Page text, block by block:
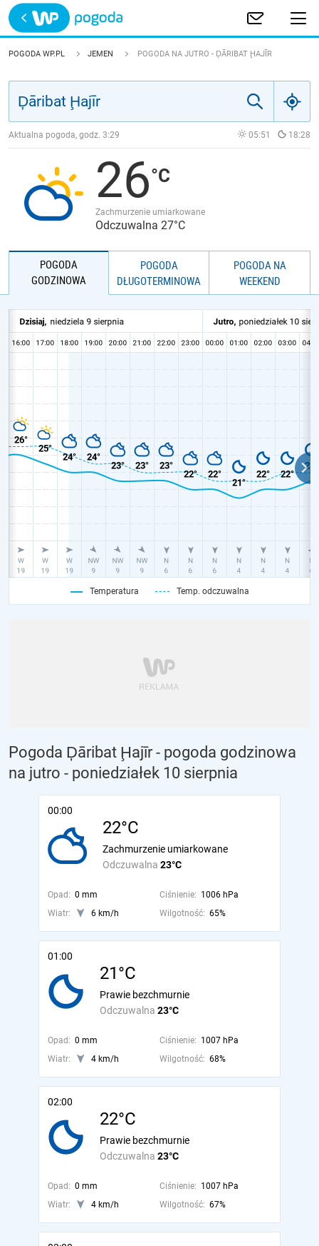
Trwa ładowanie
POLSKA
JAKOŚĆ POWIETRZA
POGODA WP.PL JEMEN POGODA NA JUTRO - ḐĀRIBAT ḨAJĪR
Aktualna pogoda, godz. 3:29 05:51 18:28
26
Zachmurzenie umiarkowane
Odczuwalna 27°C
POGODA
GODZINOWA
POGODA
DŁUGOTERMINOWA
POGODA NA
WEEKEND
Temperatura Temp. odczuwalna
Pogoda Ḑāribat Ḩajīr - pogoda godzinowa
na jutro - poniedziałek 10 sierpnia
00:00
22°C
Odczuwalna 23°C
Zachmurzenie umiarkowane
Opad: 0 mm Ciśnienie: 1006 hPa
Wiatr:
6 km/h Wilgotność: 65%
01:00
21°C
Odczuwalna 23°C
Prawie bezchmurnie
Opad: 0 mm Ciśnienie: 1007 hPa
Wiatr:
4 km/h Wilgotność: 68%
02:00
22°C
Odczuwalna 23°C
Prawie bezchmurnie
Opad: 0 mm Ciśnienie: 1007 hPa
Wiatr:
4 km/h Wilgotność: 67%